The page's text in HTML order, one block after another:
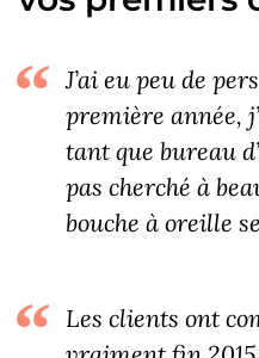
J’ai eu peu de
première année,
tant que bureau
pas cherché à
bouche à oreille
Les clients ont